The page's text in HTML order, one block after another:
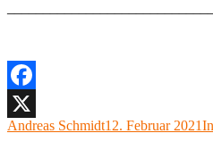
Facebook
X
Autor
Andreas SchmidtVeröffentlicht
12. Februar 2021